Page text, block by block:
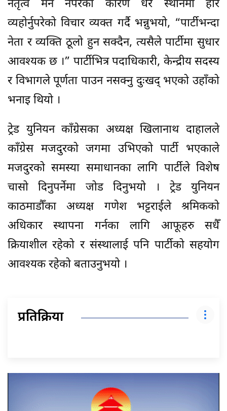
नेतृत्व मन नपरेका कारण धेरै स्थानमा हार
व्यहोर्नुपरेको विचार व्यक्त गर्दै भन्नुभयो, “पार्टीभन्दा
नेता र व्यक्ति ठूलो हुन सक्दैन, त्यसैले पार्टीमा सुधार
आवश्यक छ ।” पार्टीभित्र पदाधिकारी, केन्द्रीय सदस्य
र विभागले पूर्णता पाउन नसक्नु दुःखद् भएको उहाँको
भनाइ थियो ।
ट्रेड युनियन काँग्रेसका अध्यक्ष खिलानाथ दाहालले
काँग्रेस मजदुरको जगमा उभिएको पार्टी भएकाले
मजदुरको समस्या समाधानका लागि पार्टीले विशेष
चासो दिनुपर्नेमा जोड दिनुभयो । ट्रेड युनियन
काठमाडौँका अध्यक्ष गणेश भट्टराईले श्रमिकको
अधिकार स्थापना गर्नका लागि आफूहरु सधैँ
क्रियाशील रहेको र संस्थालाई पनि पार्टीको सहयोग
आवश्यक रहेको बताउनुभयो ।
प्रतिक्रिया